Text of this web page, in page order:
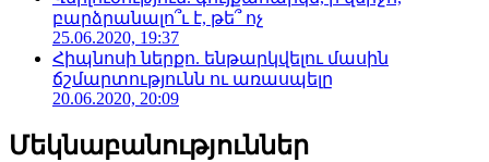
բարձրանալո՞ւ է, թե՞ ոչ
25.06.2020, 19:37
Հիպնոսի ներքո. ենթարկվելու մասին
ճշմարտությունն ու առասպելը
20.06.2020, 20:09
Մեկնաբանություններ